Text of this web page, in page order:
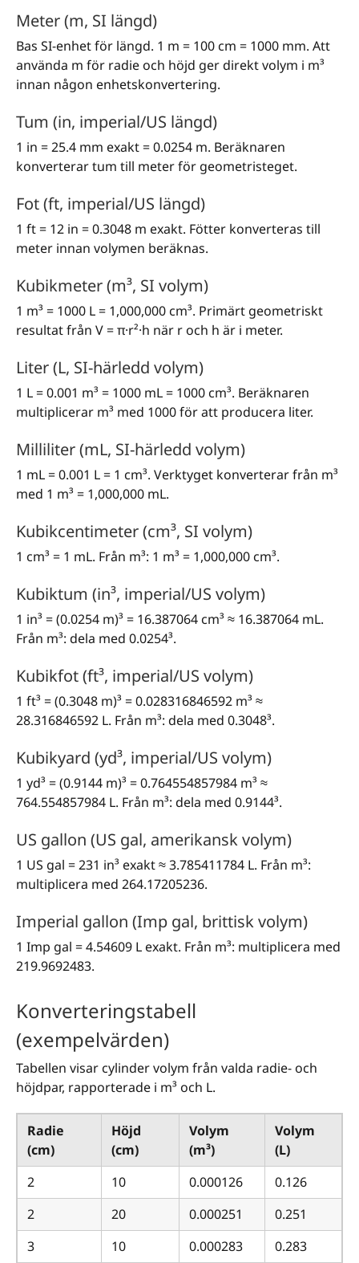
Meter (m, SI längd)
Bas SI-enhet för längd. 1 m = 100 cm = 1000 mm. Att
använda m för radie och höjd ger direkt volym i m³
innan någon enhetskonvertering.
Tum (in, imperial/US längd)
1 in = 25.4 mm exakt = 0.0254 m. Beräknaren
konverterar tum till meter för geometristeget.
Fot (ft, imperial/US längd)
1 ft = 12 in = 0.3048 m exakt. Fötter konverteras till
meter innan volymen beräknas.
Kubikmeter (m³, SI volym)
1 m³ = 1000 L = 1,000,000 cm³. Primärt geometriskt
resultat från V = π·r²·h när r och h är i meter.
Liter (L, SI-härledd volym)
1 L = 0.001 m³ = 1000 mL = 1000 cm³. Beräknaren
multiplicerar m³ med 1000 för att producera liter.
Milliliter (mL, SI-härledd volym)
1 mL = 0.001 L = 1 cm³. Verktyget konverterar från m³
med 1 m³ = 1,000,000 mL.
Kubikcentimeter (cm³, SI volym)
1 cm³ = 1 mL. Från m³: 1 m³ = 1,000,000 cm³.
Kubiktum (in³, imperial/US volym)
1 in³ = (0.0254 m)³ = 16.387064 cm³ ≈ 16.387064 mL.
Från m³: dela med 0.0254³.
Kubikfot (ft³, imperial/US volym)
1 ft³ = (0.3048 m)³ = 0.028316846592 m³ ≈
28.316846592 L. Från m³: dela med 0.3048³.
Kubikyard (yd³, imperial/US volym)
1 yd³ = (0.9144 m)³ = 0.764554857984 m³ ≈
764.554857984 L. Från m³: dela med 0.9144³.
US gallon (US gal, amerikansk volym)
1 US gal = 231 in³ exakt ≈ 3.785411784 L. Från m³:
multiplicera med 264.17205236.
Imperial gallon (Imp gal, brittisk volym)
1 Imp gal = 4.54609 L exakt. Från m³: multiplicera med
219.9692483.
Konverteringstabell
(exempelvärden)
Tabellen visar cylinder volym från valda radie- och
höjdpar, rapporterade i m³ och L.
Radie
(cm)
Höjd
(cm)
Volym
(m³)
Volym
(L)
2
10 0.000126
0.126
2
20 0.000251
0.251
3
10 0.000283 0.283